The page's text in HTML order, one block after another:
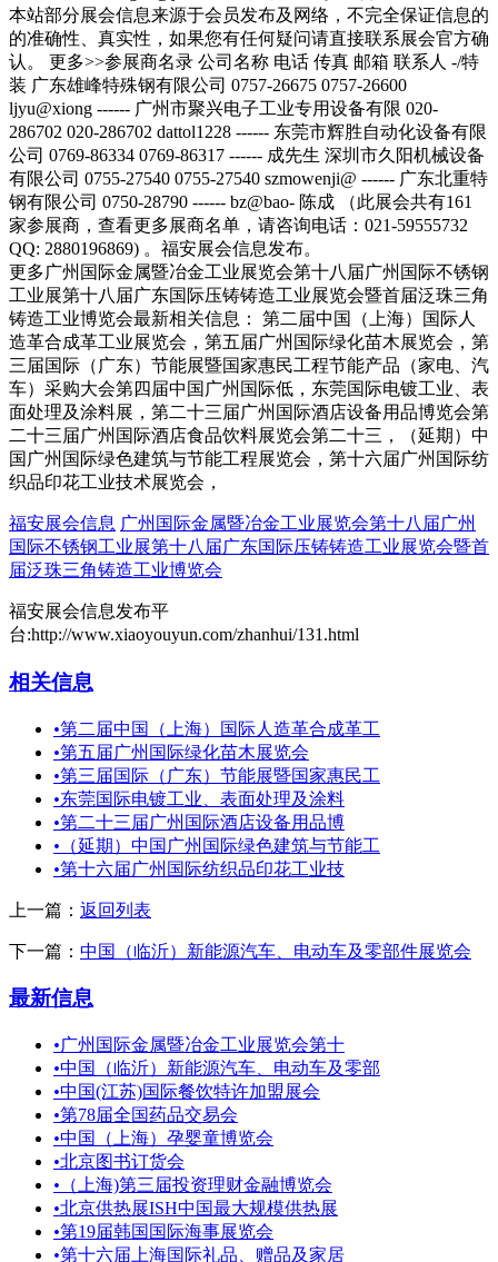
更多广州国际金属暨冶金工业展览会第十八届广州国际不锈钢
工业展第十八届广东国际压铸铸造工业展览会暨首届泛珠三角
铸造工业博览会最新相关信息： 第二届中国（上海）国际人
造革合成革工业展览会，第五届广州国际绿化苗木展览会，第
三届国际（广东）节能展暨国家惠民工程节能产品（家电、汽
车）采购大会第四届中国广州国际低，东莞国际电镀工业、表
面处理及涂料展，第二十三届广州国际酒店设备用品博览会第
二十三届广州国际酒店食品饮料展览会第二十三，（延期）中
国广州国际绿色建筑与节能工程展览会，第十六届广州国际纺
织品印花工业技术展览会，
福安展会信息 广州国际金属暨冶金工业展览会第十八届广州
国际不锈钢工业展第十八届广东国际压铸铸造工业展览会暨首
届泛珠三角铸造工业博览会
福安展会信息发布平
台:http://www.xiaoyouyun.com/zhanhui/131.html
相关信息
•第二届中国（上海）国际人造革合成革工
•第五届广州国际绿化苗木展览会
•第三届国际（广东）节能展暨国家惠民工
•东莞国际电镀工业、表面处理及涂料
•第二十三届广州国际酒店设备用品博
• （延期）中国广州国际绿色建筑与节能工
•第十六届广州国际纺织品印花工业技
上一篇： 返回列表
下一篇： 中国（临沂）新能源汽车、电动车及零部件展览会
最新信息
•广州国际金属暨冶金工业展览会第十
•中国（临沂）新能源汽车、电动车及零部
•中国(江苏)国际餐饮特许加盟展会
•第78届全国药品交易会
•中国（上海）孕婴童博览会
•北京图书订货会
• （上海)第三届投资理财金融博览会
•北京供热展ISH中国最大规模供热展
•第19届韩国国际海事展览会
•第十六届上海国际礼品、赠品及家居